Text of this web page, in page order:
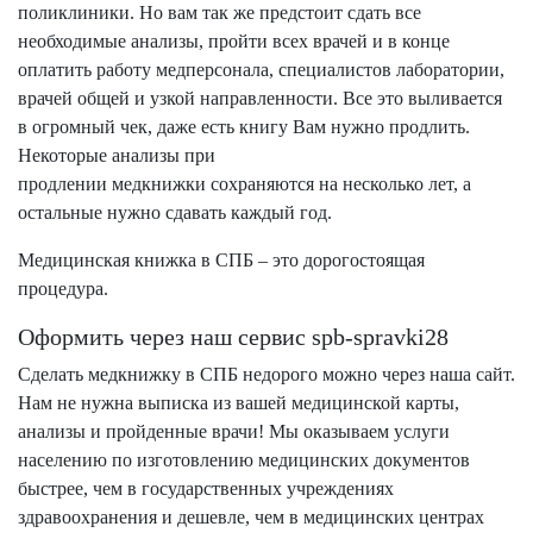
поликлиники. Но вам так же предстоит сдать все
необходимые анализы, пройти всех врачей и в конце
оплатить работу медперсонала, специалистов лаборатории,
врачей общей и узкой направленности. Все это выливается
в огромный чек, даже есть книгу Вам нужно продлить.
Некоторые анализы при
продлении медкнижки сохраняются на несколько лет, а
остальные нужно сдавать каждый год.
Медицинская книжка в СПБ – это дорогостоящая
процедура.
Оформить через наш сервис spb-spravki28
Сделать медкнижку в СПБ недорого можно через наша сайт.
Нам не нужна выписка из вашей медицинской карты,
анализы и пройденные врачи! Мы оказываем услуги
населению по изготовлению медицинских документов
быстрее, чем в государственных учреждениях
здравоохранения и дешевле, чем в медицинских центрах